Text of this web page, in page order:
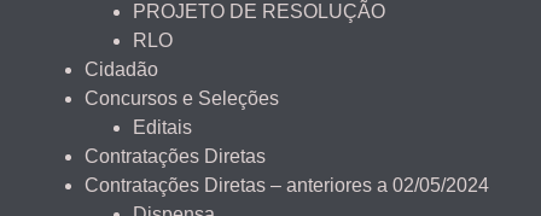
PROJETO DE RESOLUÇÃO
RLO
Cidadão
Concursos e Seleções
Editais
Contratações Diretas
Contratações Diretas – anteriores a 02/05/2024